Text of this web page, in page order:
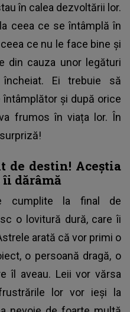
în calea dezvoltării lor.
ceea ce se întâmplă în
ce nu le face bine și
din cauza unor legături
Ei trebuie să
și după orice
frumos în viața lor. În
destin! Aceștia
îi dărâmă
cumplite la final de
o lovitură dură, care îi
arată că vor primi o
o persoană dragă, o
îl aveau. Leii vor vărsa
lor vor ieși la